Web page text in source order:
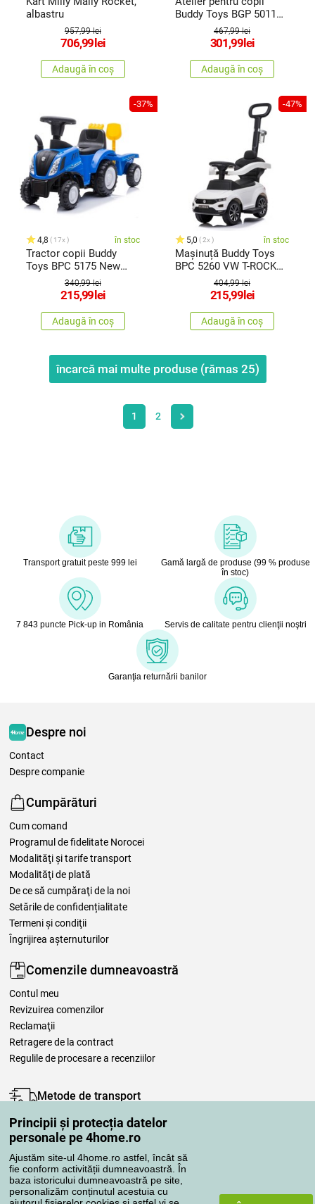
Principii și protecția datelor
personale pe 4home.ro
Ajustăm site-ul 4home.ro astfel, încât să
fie conform activității dumneavoastră. În
baza istoricului dumneavoastră pe site,
personalizăm conținutul acestuia cu
albastru
957,99 lei
706,99 lei
Adaugă în coș
Buddy Toys BGP 5011
mecanicauto Master
467,99 lei
301,99 lei
Adaugă în coș
-37%
4,8 17x în stoc
Tractor copii Buddy
Toys BPC 5175 New
Holland T7, 91 x 29 x 44
cm, de la 2 ani
340,99 lei
215,99 lei
Adaugă în coș
-47%
5,0 2x în stoc
Mașinuță Buddy Toys
BPC 5260 VW T-ROCK
404,99 lei
215,99 lei
Adaugă în coș
încarcă mai multe produse (rămas 25)
1 2
Transport gratuit peste 999 lei
Gamă largă de produse (99 % produse
în stoc)
7 843 puncte Pick-up in România Servis de calitate pentru clienţii noştri
Garanţia returnării banilor
Despre noi
Contact
Despre companie
Cumpărături
Cum comand
Programul de fidelitate Norocei
Modalităţi şi tarife transport
Modalităţi de plată
De ce să cumpăraţi de la noi
Setările de confidențialitate
Termeni şi condiţii
Îngrijirea așternuturilor
Comenzile dumneavoastră
Contul meu
Revizuirea comenzilor
Reclamaţii
Retragere de la contract
Regulile de procesare a recenziilor
Metode de transport
Metode de plată
Magazin de încredere